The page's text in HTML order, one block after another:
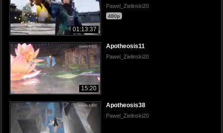
01:13:37
Pawel_Zielinski20
480p
15:20
Apotheosis11
Pawel_Zielinski20
Apotheosis38
Pawel_Zielinski20